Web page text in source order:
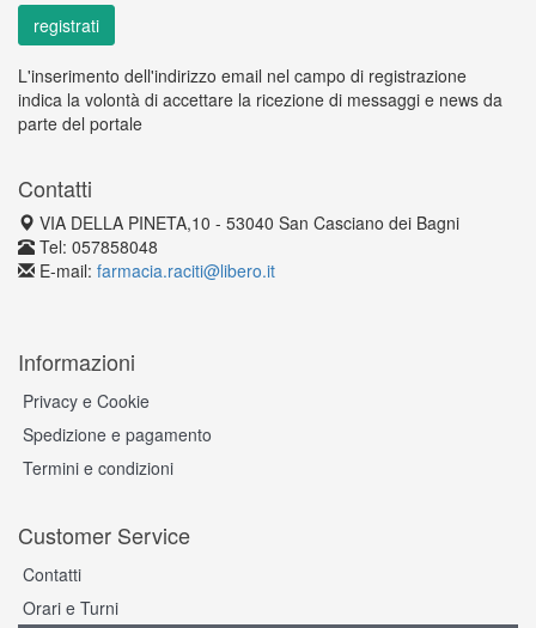
L'inserimento dell'indirizzo email nel campo di registrazione
indica la volontà di accettare la ricezione di messaggi e news da
parte del portale
Contatti
VIA DELLA PINETA,10 - 53040 San Casciano dei Bagni
Tel: 057858048
E-mail: farmacia.raciti@libero.it
Informazioni
Privacy e Cookie
Spedizione e pagamento
Termini e condizioni
Customer Service
Contatti
Orari e Turni